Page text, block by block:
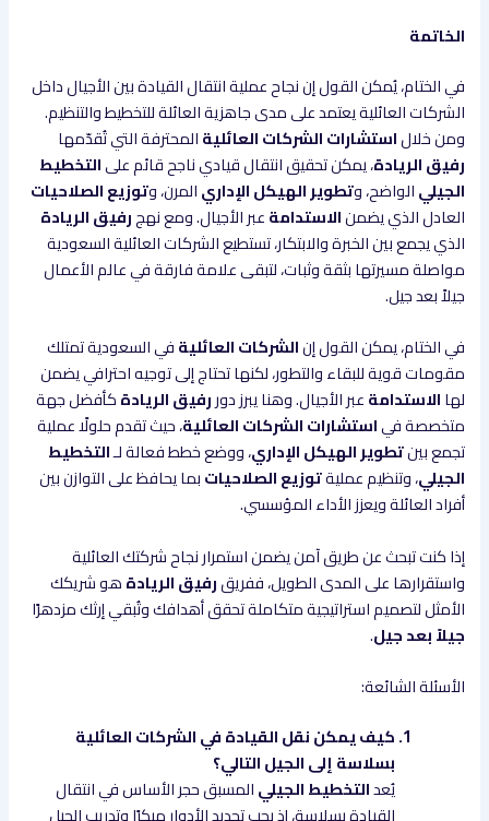
الخاتمة
في الختام، يُمكن القول إن نجاح عملية انتقال القيادة بين الأجيال داخل
الشركات العائلية يعتمد على مدى جاهزية العائلة للتخطيط والتنظيم.
ومن خلالاستشارات الشركات العائليةالمحترفة التي تُقدّمها
رفيق الريادة، يمكن تحقيق انتقال قيادي ناجح قائم علىالتخطيط
الجيليالواضح، وتطوير الهيكل الإداريالمرن، وتوزيع الصلاحيات
العادل الذي يضمنالاستدامةعبر الأجيال. ومع نهجرفيق الريادة
الذي يجمع بين الخبرة والابتكار، تستطيع الشركات العائلية السعودية
مواصلة مسيرتها بثقة وثبات، لتبقى علامة فارقة في عالم الأعمال
جيلاً بعد جيل.
في الختام، يمكن القول إنالشركات العائليةفي السعودية تمتلك
مقومات قوية للبقاء والتطور، لكنها تحتاج إلى توجيه احترافي يضمن
لهاالاستدامةعبر الأجيال. وهنا يبرز دوررفيق الريادةكأفضل جهة
متخصصة فياستشارات الشركات العائلية، حيث تقدم حلولًا عملية
تجمع بينتطوير الهيكل الإداري، ووضع خطط فعالة لـالتخطيط
الجيلي، وتنظيم عمليةتوزيع الصلاحياتبما يحافظ على التوازن بين
أفراد العائلة ويعزز الأداء المؤسسي.
إذا كنت تبحث عن طريق آمن يضمن استمرار نجاح شركتك العائلية
واستقرارها على المدى الطويل، ففريقرفيق الريادةهو شريكك
الأمثل لتصميم استراتيجية متكاملة تحقق أهدافك وتُبقي إرثك مزدهرًا
جيلاً بعد جيل.
الأسئلة الشائعة:
كيف يمكن نقل القيادة في الشركات العائلية
بسلاسة إلى الجيل التالي؟
يُعدالتخطيط الجيليالمسبق حجر الأساس في انتقال
القيادة بسلاسة، إذ يجب تحديد الأدوار مبكرًا وتدريب الجيل